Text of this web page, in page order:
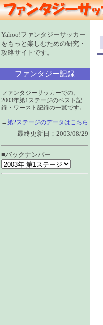
Yahoo!ファンタジーサッカー
をもっと楽しむための研究・
攻略サイトです。
ファンタジー記録
ファンタジーサッカーでの、
2003年第1ステージのベスト記
録・ワースト記録の一覧です。
→第2ステージのデータはこちら
最終更新日：2003/08/29
■バックナンバー